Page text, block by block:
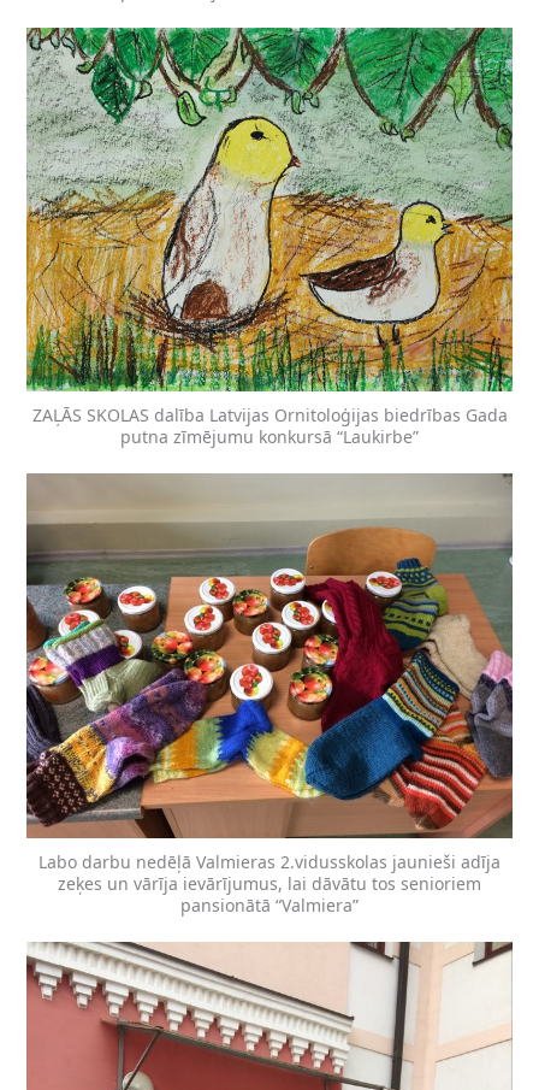
ZAĻĀS SKOLAS dalība Latvijas Ornitoloģijas biedrības Gada
putna zīmējumu konkursā “Laukirbe”
Labo darbu nedēļā Valmieras 2.vidusskolas jaunieši adīja
zeķes un vārīja ievārījumus, lai dāvātu tos senioriem
pansionātā “Valmiera”